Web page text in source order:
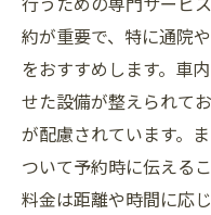
約が重要で、特に通院
をおすすめします。車
せた設備が整えられて
が配慮されています。
ついて予約時に伝える
料金は距離や時間に応